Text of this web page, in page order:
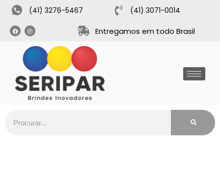
(41) 3276-5467 (41) 3071-0014
Entregamos em todo Brasil